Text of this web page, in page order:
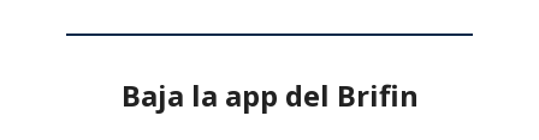
Baja la app del Brifin